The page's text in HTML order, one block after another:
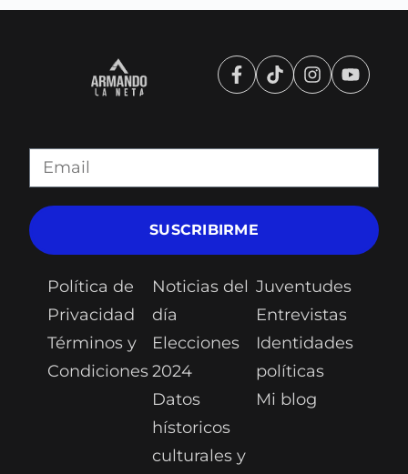
SUSCRIBIRME
Política de
Privacidad
Términos y
Condiciones
Noticias del
día
Elecciones
2024
Datos
hístoricos
culturales y
Juventudes
Entrevistas
Identidades
políticas
Mi blog